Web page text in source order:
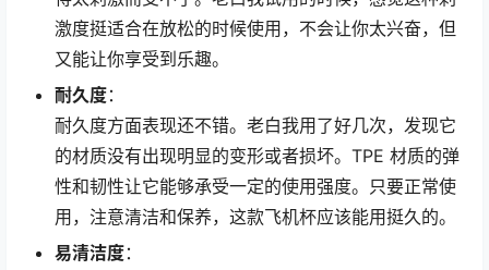
激度挺适合在放松的时候使用，不会让你太兴奋，但
又能让你享受到乐趣。
耐久度：
耐久度方面表现还不错。老白我用了好几次，发现它
的材质没有出现明显的变形或者损坏。TPE 材质的弹
性和韧性让它能够承受一定的使用强度。只要正常使
用，注意清洁和保养，这款飞机杯应该能用挺久的。
易清洁度：